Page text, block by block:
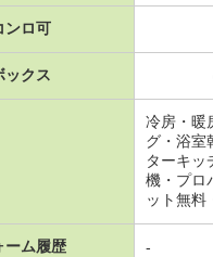
ンロ可
ックス
冷房・暖
グ・浴室
ターキッ
機・プロ
ット無料
ーム履歴 -